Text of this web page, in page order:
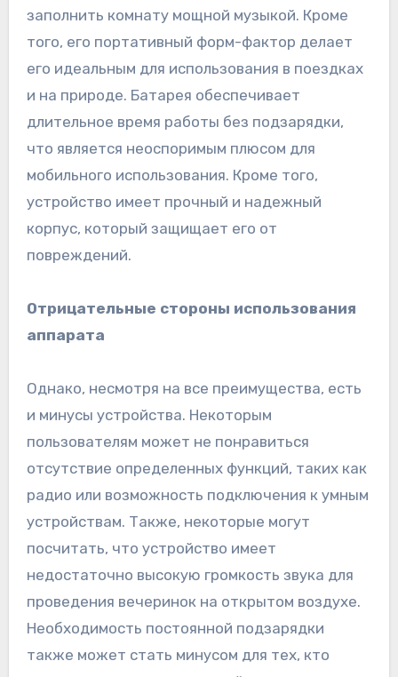
заполнить комнату мощной музыкой. Кроме
того, его портативный форм-фактор делает
его идеальным для использования в поездках
и на природе. Батарея обеспечивает
длительное время работы без подзарядки,
что является неоспоримым плюсом для
мобильного использования. Кроме того,
устройство имеет прочный и надежный
корпус, который защищает его от
повреждений.
Отрицательные стороны использования
аппарата
Однако, несмотря на все преимущества, есть
и минусы устройства. Некоторым
пользователям может не понравиться
отсутствие определенных функций, таких как
радио или возможность подключения к умным
устройствам. Также, некоторые могут
посчитать, что устройство имеет
недостаточно высокую громкость звука для
проведения вечеринок на открытом воздухе.
Необходимость постоянной подзарядки
также может стать минусом для тех, кто